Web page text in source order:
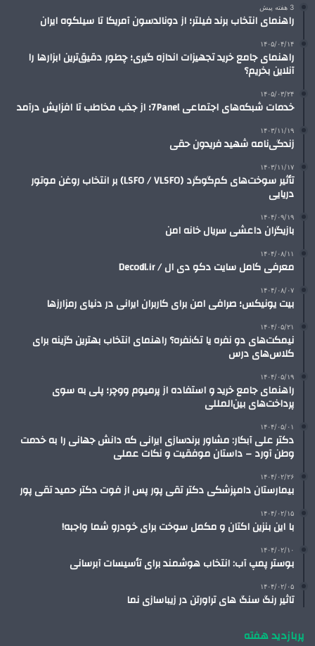
3 هفته پیش
راهنمای انتخاب برند فیلتر؛ از دونالدسون آمریکا تا سیلکوه ایران
۱۴۰۵/۰۴/۱۴
راهنمای جامع خرید تجهیزات اندازه گیری؛ چطور دقیق‌ترین ابزارها را
آنلاین بخریم؟
۱۴۰۵/۰۳/۲۴
خدمات شبکه‌های اجتماعی 7Panel؛ از جذب مخاطب تا افزایش درآمد
۱۴۰۳/۱۱/۱۹
زندگی‌نامه شهید فریدون حقی
۱۴۰۳/۱۱/۱۷
تأثیر سوخت‌های کم‌گوگرد (LSFO / VLSFO) بر انتخاب روغن موتور
دریایی
۱۴۰۴/۰۹/۱۹
بازیگران داعشی سریال خانه امن
۱۴۰۴/۰۸/۱۱
معرفی کامل سایت دکو دی ال / Decodl.ir
۱۴۰۴/۰۸/۰۷
بیت یونیکس؛ صرافی امن برای کاربران ایرانی در دنیای رمزارزها
۱۴۰۴/۰۵/۲۱
نیمکت‌های دو نفره یا تک‌نفره؟ راهنمای انتخاب بهترین گزینه برای
کلاس‌های درس
۱۴۰۴/۰۵/۱۹
راهنمای جامع خرید و استفاده از پرمیوم ووچر؛ پلی به سوی
پرداخت‌های بین‌المللی
۱۴۰۴/۰۵/۰۱
دکتر علی آبکار: مشاور برندسازی ایرانی که دانش جهانی را به خدمت
وطن آورد – داستان موفقیت و نکات عملی
۱۴۰۴/۰۲/۲۶
بیمارستان دامپزشکی دکتر تقی پور پس از فوت دکتر حمید تقی پور
۱۴۰۴/۰۲/۱۵
با این بنزین اکتان و مکمل سوخت برای خودرو شما واجبه!
۱۴۰۴/۰۲/۱۰
بوستر پمپ آب: انتخاب هوشمند برای تأسیسات آبرسانی
۱۴۰۴/۰۲/۰۵
تاثیر رنگ سنگ های تراورتن در زیباسازی نما
پربازدید هفته